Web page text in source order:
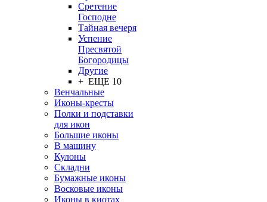
Сретение
Господне
Тайная вечеря
Успение
Пресвятой
Богородицы
Другие
+ ЕЩЕ 10
Венчальные
Иконы-кресты
Полки и подставки
для икон
Большие иконы
В машину
Кулоны
Складни
Бумажные иконы
Восковые иконы
Иконы в киотах